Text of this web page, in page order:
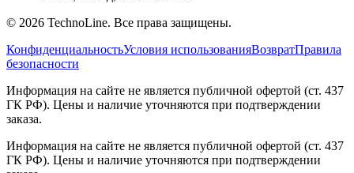
© 2026 TechnoLine. Все права защищены.
КонфиденциальностьУсловия использованияВозвратПравила
безопасности
Информация на сайте не является публичной офертой (ст. 437
ГК РФ). Цены и наличие уточняются при подтверждении
заказа.
Информация на сайте не является публичной офертой (ст. 437
ГК РФ). Цены и наличие уточняются при подтверждении